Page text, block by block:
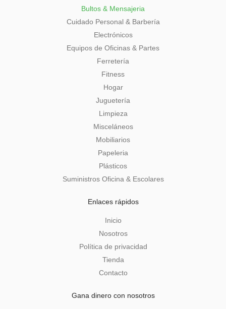
Bultos & Mensajeria
Cuidado Personal & Barbería
Electrónicos
Equipos de Oficinas & Partes
Ferretería
Fitness
Hogar
Juguetería
Limpieza
Misceláneos
Mobiliarios
Papeleria
Plásticos
Suministros Oficina & Escolares
Enlaces rápidos
Inicio
Nosotros
Política de privacidad
Tienda
Contacto
Gana dinero con nosotros